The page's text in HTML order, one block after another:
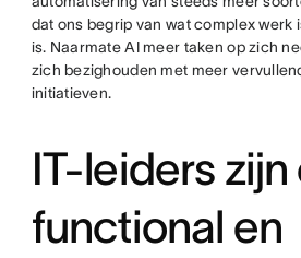
dat ons begrip van wat complex werk
is. Naarmate AI meer taken op zich
zich bezighouden met meer
initiatieven.
IT-leiders
functional en